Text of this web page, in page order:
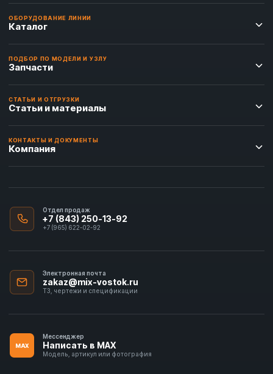
ОБОРУДОВАНИЕ ЛИНИИ
Каталог
ПОДБОР ПО МОДЕЛИ И УЗЛУ
Запчасти
СТАТЬИ И ОТГРУЗКИ
Статьи и материалы
КОНТАКТЫ И ДОКУМЕНТЫ
Компания
Отдел продаж
+7 (843) 250-13-92
+7 (965) 622-02-92
Электронная почта
zakaz@mix-vostok.ru
ТЗ, чертежи и спецификации
MAX
Мессенджер
Написать в MAX
Модель, артикул или фотография